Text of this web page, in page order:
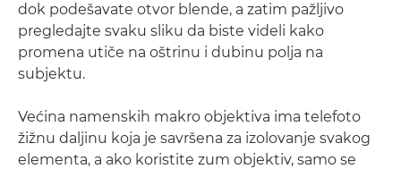
dok podešavate otvor blende, a zatim pažljivo
pregledajte svaku sliku da biste videli kako
promena utiče na oštrinu i dubinu polja na
subjektu.
Većina namenskih makro objektiva ima telefoto
žižnu daljinu koja je savršena za izolovanje svakog
elementa, a ako koristite zum objektiv, samo se